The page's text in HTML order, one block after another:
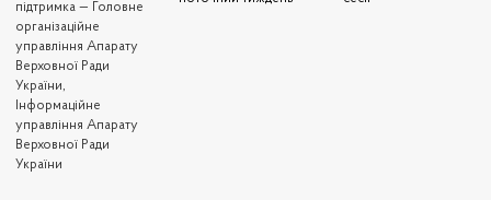
підтримка — Головне
організаційне
управління Апарату
Верховної Ради
України,
Інформаційне
управління Апарату
Верховної Ради
України